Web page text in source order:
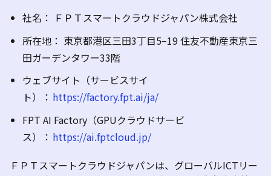
社名： ＦＰＴスマートクラウドジャパン株式会社
所在地： 東京都港区三田3丁目5−19 住友不動産東京三
田ガーデンタワー33階
ウェブサイト（サービスサイ
ト）： https://factory.fpt.ai/ja/
FPT AI Factory（GPUクラウドサービ
ス）： https://ai.fptcloud.jp/
ＦＰＴスマートクラウドジャパンは、グローバルICTリー